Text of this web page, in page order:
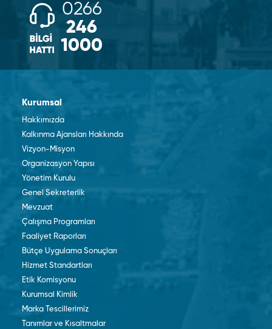
0266
246
1000
Kurumsal
Hakkımızda
Kalkınma Ajansları Hakkında
Vizyon-Misyon
Organizasyon Yapısı
Yönetim Kurulu
Genel Sekreterlik
Mevzuat
Çalışma Programları
Faaliyet Raporları
Bütçe Uygulama Sonuçları
Hizmet Standartları
Etik Komisyonu
Kurumsal Kimlik
Marka Tescillerimiz
Tanımlar ve Kısaltmalar